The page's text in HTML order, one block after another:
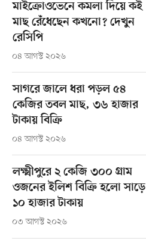
মাইক্রোওভেনে কমলা দিয়ে কই
মাছ রেঁধেছেন কখনো? দেখুন
রেসিপি
০৪ আগস্ট ২০২৬
সাগরে জালে ধরা পড়ল ৫৪
কেজির তবল মাছ, ৩৬ হাজার
টাকায় বিক্রি
০৪ আগস্ট ২০২৬
লক্ষ্মীপুরে ২ কেজি ৩০০ গ্রাম
ওজনের ইলিশ বিক্রি হলো সাড়ে
১০ হাজার টাকায়
০৩ আগস্ট ২০২৬